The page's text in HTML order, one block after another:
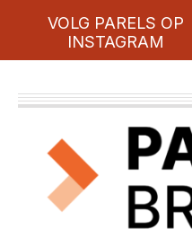
VOLG PARELS OP
INSTAGRAM